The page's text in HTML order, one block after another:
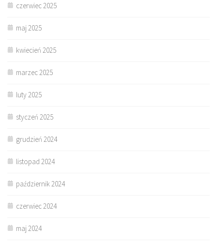
czerwiec 2025
maj 2025
kwiecień 2025
marzec 2025
luty 2025
styczeń 2025
grudzień 2024
listopad 2024
październik 2024
czerwiec 2024
maj 2024